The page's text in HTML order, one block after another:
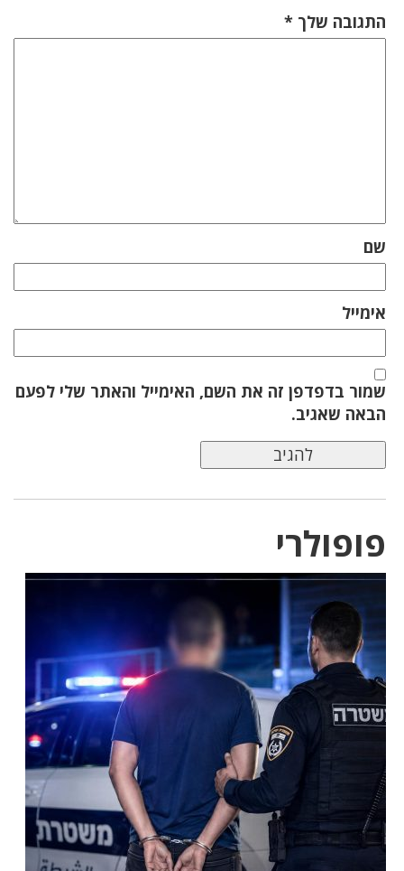
התגובה שלך *
שם
אימייל
שמור בדפדפן זה את השם, האימייל והאתר שלי לפעם
הבאה שאגיב.
פופולרי